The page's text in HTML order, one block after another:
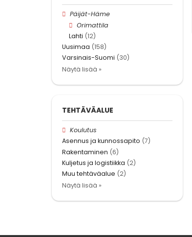
Päijät-Häme
Orimattila
Lahti (12)
Uusimaa (158)
Varsinais-Suomi (30)
Näytä lisää »
TEHTÄVÄALUE
Koulutus
Asennus ja kunnossapito (7)
Rakentaminen (6)
Kuljetus ja logistiikka (2)
Muu tehtäväalue (2)
Näytä lisää »